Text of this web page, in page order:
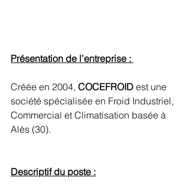
Présentation de l’entreprise :
Créée en 2004, COCEFROID est une
société spécialisée en Froid Industriel,
Commercial et Climatisation basée à
Alès (30).
Descriptif du poste :